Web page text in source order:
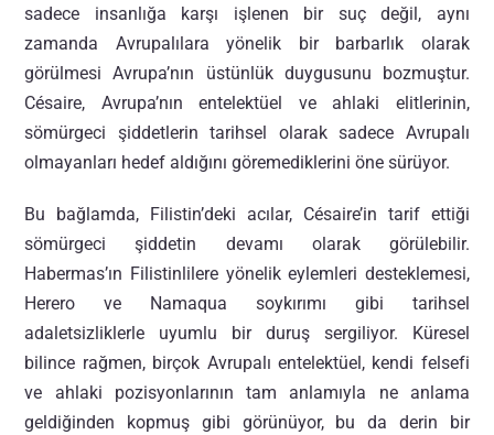
sadece insanlığa karşı işlenen bir suç değil, aynı
zamanda Avrupalılara yönelik bir barbarlık olarak
görülmesi Avrupa’nın üstünlük duygusunu bozmuştur.
Césaire, Avrupa’nın entelektüel ve ahlaki elitlerinin,
sömürgeci şiddetlerin tarihsel olarak sadece Avrupalı
olmayanları hedef aldığını göremediklerini öne sürüyor.
Bu bağlamda, Filistin’deki acılar, Césaire’in tarif ettiği
sömürgeci şiddetin devamı olarak görülebilir.
Habermas’ın Filistinlilere yönelik eylemleri desteklemesi,
Herero ve Namaqua soykırımı gibi tarihsel
adaletsizliklerle uyumlu bir duruş sergiliyor. Küresel
bilince rağmen, birçok Avrupalı entelektüel, kendi felsefi
ve ahlaki pozisyonlarının tam anlamıyla ne anlama
geldiğinden kopmuş gibi görünüyor, bu da derin bir